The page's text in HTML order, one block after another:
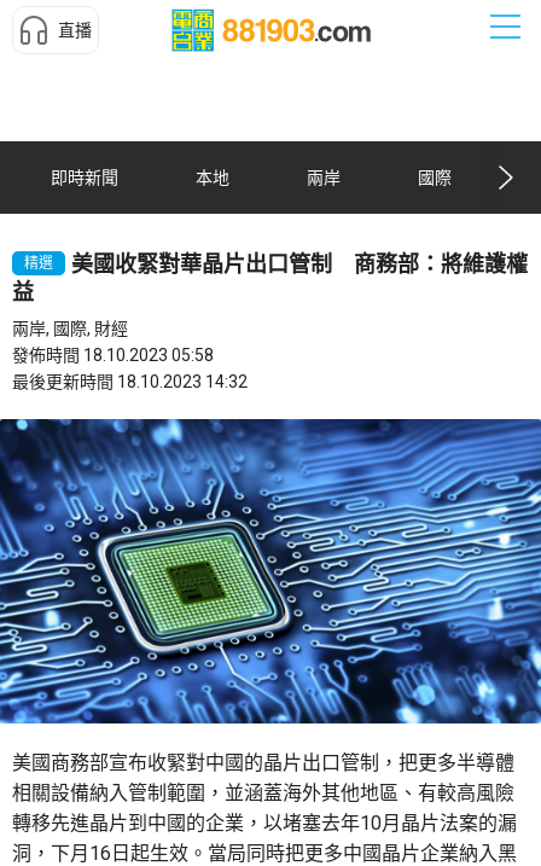
直播
即時新聞 本地 兩岸 國際
精選
美國收緊對華晶片出口管制 商務部：將維護權
益
兩岸, 國際, 財經
發佈時間 18.10.2023 05:58
最後更新時間 18.10.2023 14:32
美國商務部宣布收緊對中國的晶片出口管制，把更多半導體
相關設備納入管制範圍，並涵蓋海外其他地區、有較高風險
轉移先進晶片到中國的企業，以堵塞去年10月晶片法案的漏
洞，下月16日起生效。當局同時把更多中國晶片企業納入黑